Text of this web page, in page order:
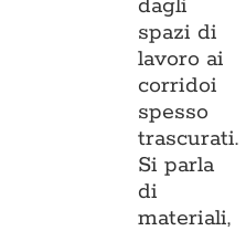
dagli
spazi di
lavoro ai
corridoi
spesso
trascurati.
Si parla
di
materiali,